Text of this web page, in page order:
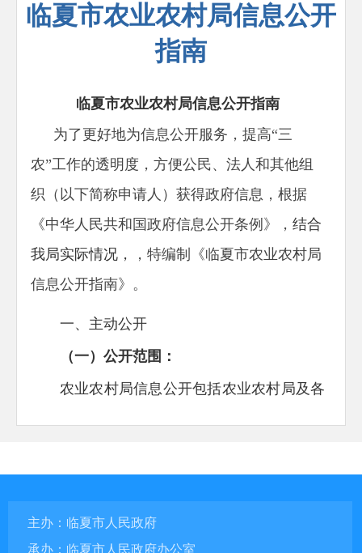
临夏市农业农村局信息公开
指南
临夏市农业农村局信息公开指南
为了更好地为信息公开服务，提高“三
农”工作的透明度，方便公民、法人和其他组
织（以下简称申请人）获得政府信息，根据
《中华人民共和国政府信息公开条例》， 结合
我局实际情况，
，特编制《临夏市农业农村局
信息公开指南》。
一、主动公开
（一）公开范围：
农业农村局信息公开包括农业农村局及各
下属单位的信息公开，主动公开下列层面的信
2、农业农村局工作机构及其主要职责
主办：临夏市人民政府
承办：临夏市人民政府办公室